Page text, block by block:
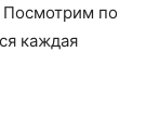
Посмотрим по
каждая